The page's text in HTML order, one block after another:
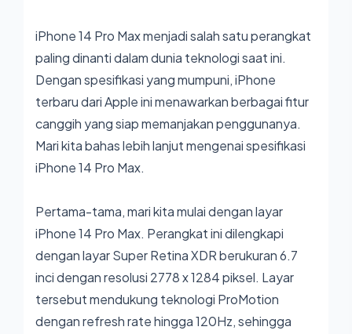
iPhone 14 Pro Max menjadi salah satu perangkat
paling dinanti dalam dunia teknologi saat ini.
Dengan spesifikasi yang mumpuni, iPhone
terbaru dari Apple ini menawarkan berbagai fitur
canggih yang siap memanjakan penggunanya.
Mari kita bahas lebih lanjut mengenai spesifikasi
iPhone 14 Pro Max.
Pertama-tama, mari kita mulai dengan layar
iPhone 14 Pro Max. Perangkat ini dilengkapi
dengan layar Super Retina XDR berukuran 6.7
inci dengan resolusi 2778 x 1284 piksel. Layar
tersebut mendukung teknologi ProMotion
dengan refresh rate hingga 120Hz, sehingga